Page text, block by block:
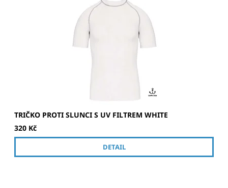
Unisex tričko proti slunci, vhodné na surfování, plavání a
další aktivity na slunci.
TRIČKO PROTI SLUNCI S UV FILTREM WHITE
320 Kč
DETAIL